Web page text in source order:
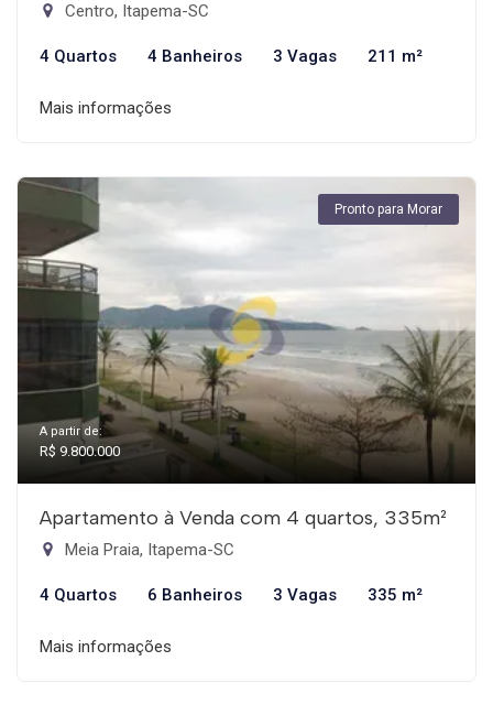
Centro, Itapema-SC
4 Quartos 4 Banheiros 3 Vagas 211 m²
Mais informações
Pronto para Morar
A partir de:
R$ 9.800.000
Apartamento à Venda com 4 quartos, 335m²
Meia Praia, Itapema-SC
4 Quartos 6 Banheiros 3 Vagas 335 m²
Mais informações